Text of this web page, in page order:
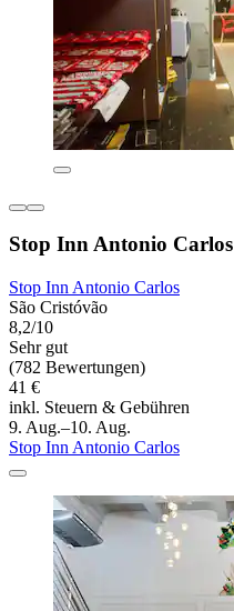
Stop Inn Antonio Carlos
Stop Inn Antonio Carlos
São Cristóvão
8,2/10
Sehr gut
(782 Bewertungen)
41 €
inkl. Steuern & Gebühren
9. Aug.–10. Aug.
Stop Inn Antonio Carlos